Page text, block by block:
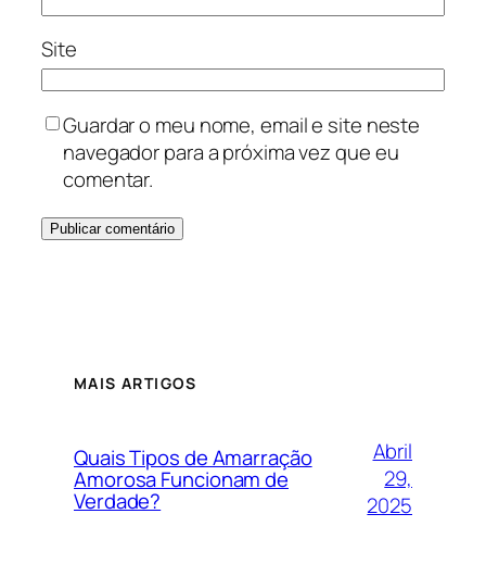
Site
Guardar o meu nome, email e site neste
navegador para a próxima vez que eu
comentar.
MAIS ARTIGOS
Quais Tipos de Amarração
Amorosa Funcionam de
Verdade?
Abril
29,
2025